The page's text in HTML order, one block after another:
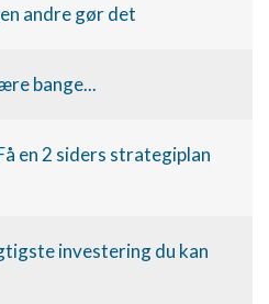
andre gør det
bange...
en 2 siders strategiplan
investering du kan